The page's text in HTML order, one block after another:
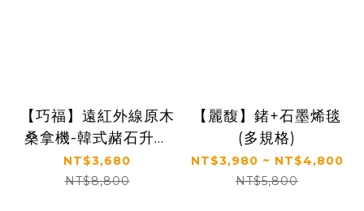
【巧福】遠紅外線原木
桑拿機-韓式赭石升級
款 輕便小型 UC-856
(小)
NT$3,680
NT$8,800
【麗馥】鍺+石墨烯毯
(多規格)
NT$3,980 ~ NT$4,800
NT$5,800